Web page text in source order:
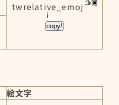
twrelative_emoj
i
copy!
絵文字